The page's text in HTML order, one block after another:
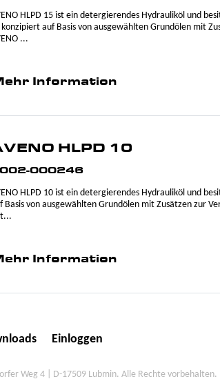
HLPD 15 ist ein detergierendes Hydrauliköl und
konzipiert auf Basis von ausgewählten Grundölen mit
...
Information
HLPD 10
000246
HLPD 10 ist ein detergierendes Hydrauliköl und
Basis von ausgewählten Grundölen mit Zusätzen zur
Information
Einloggen
Weg 4 | D-17509 Lubmin. Alle Rechte vorbehalten.